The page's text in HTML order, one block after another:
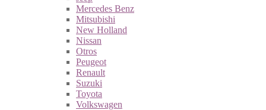
Mercedes Benz
Mitsubishi
New Holland
Nissan
Otros
Peugeot
Renault
Suzuki
Toyota
Volkswagen